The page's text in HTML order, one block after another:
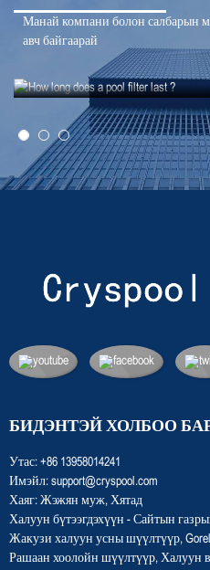
Манай компани болон салбарын
авч байгаарай
Усан сангийн шүүлтүүр
БИДЭНТЭЙ ХОЛБОО
Утас: +86 13958014241
Имэйл: support@cryspool.com
Хаяг: Жэжян муж, Хятад
Халуун бүтээгдэхүүн - Сайтын
Жакузи халуун усны шүүлтүүр,
Рашаан хоолойн шүүлтүүр, Халуун